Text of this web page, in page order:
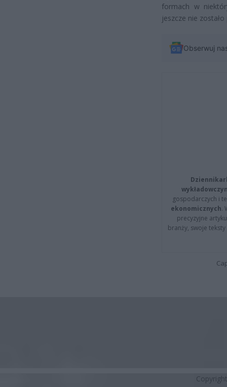
formach w
jeszcze nie
Obserwuj
gospodarczych i
ekonomicznych.
precyzyjne
branży, swoje